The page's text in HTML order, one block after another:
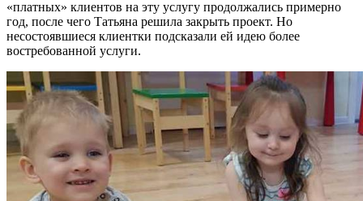
«платных» клиентов на эту услугу продолжались примерно
год, после чего Татьяна решила закрыть проект. Но
несостоявшиеся клиентки подсказали ей идею более
востребованной услуги.